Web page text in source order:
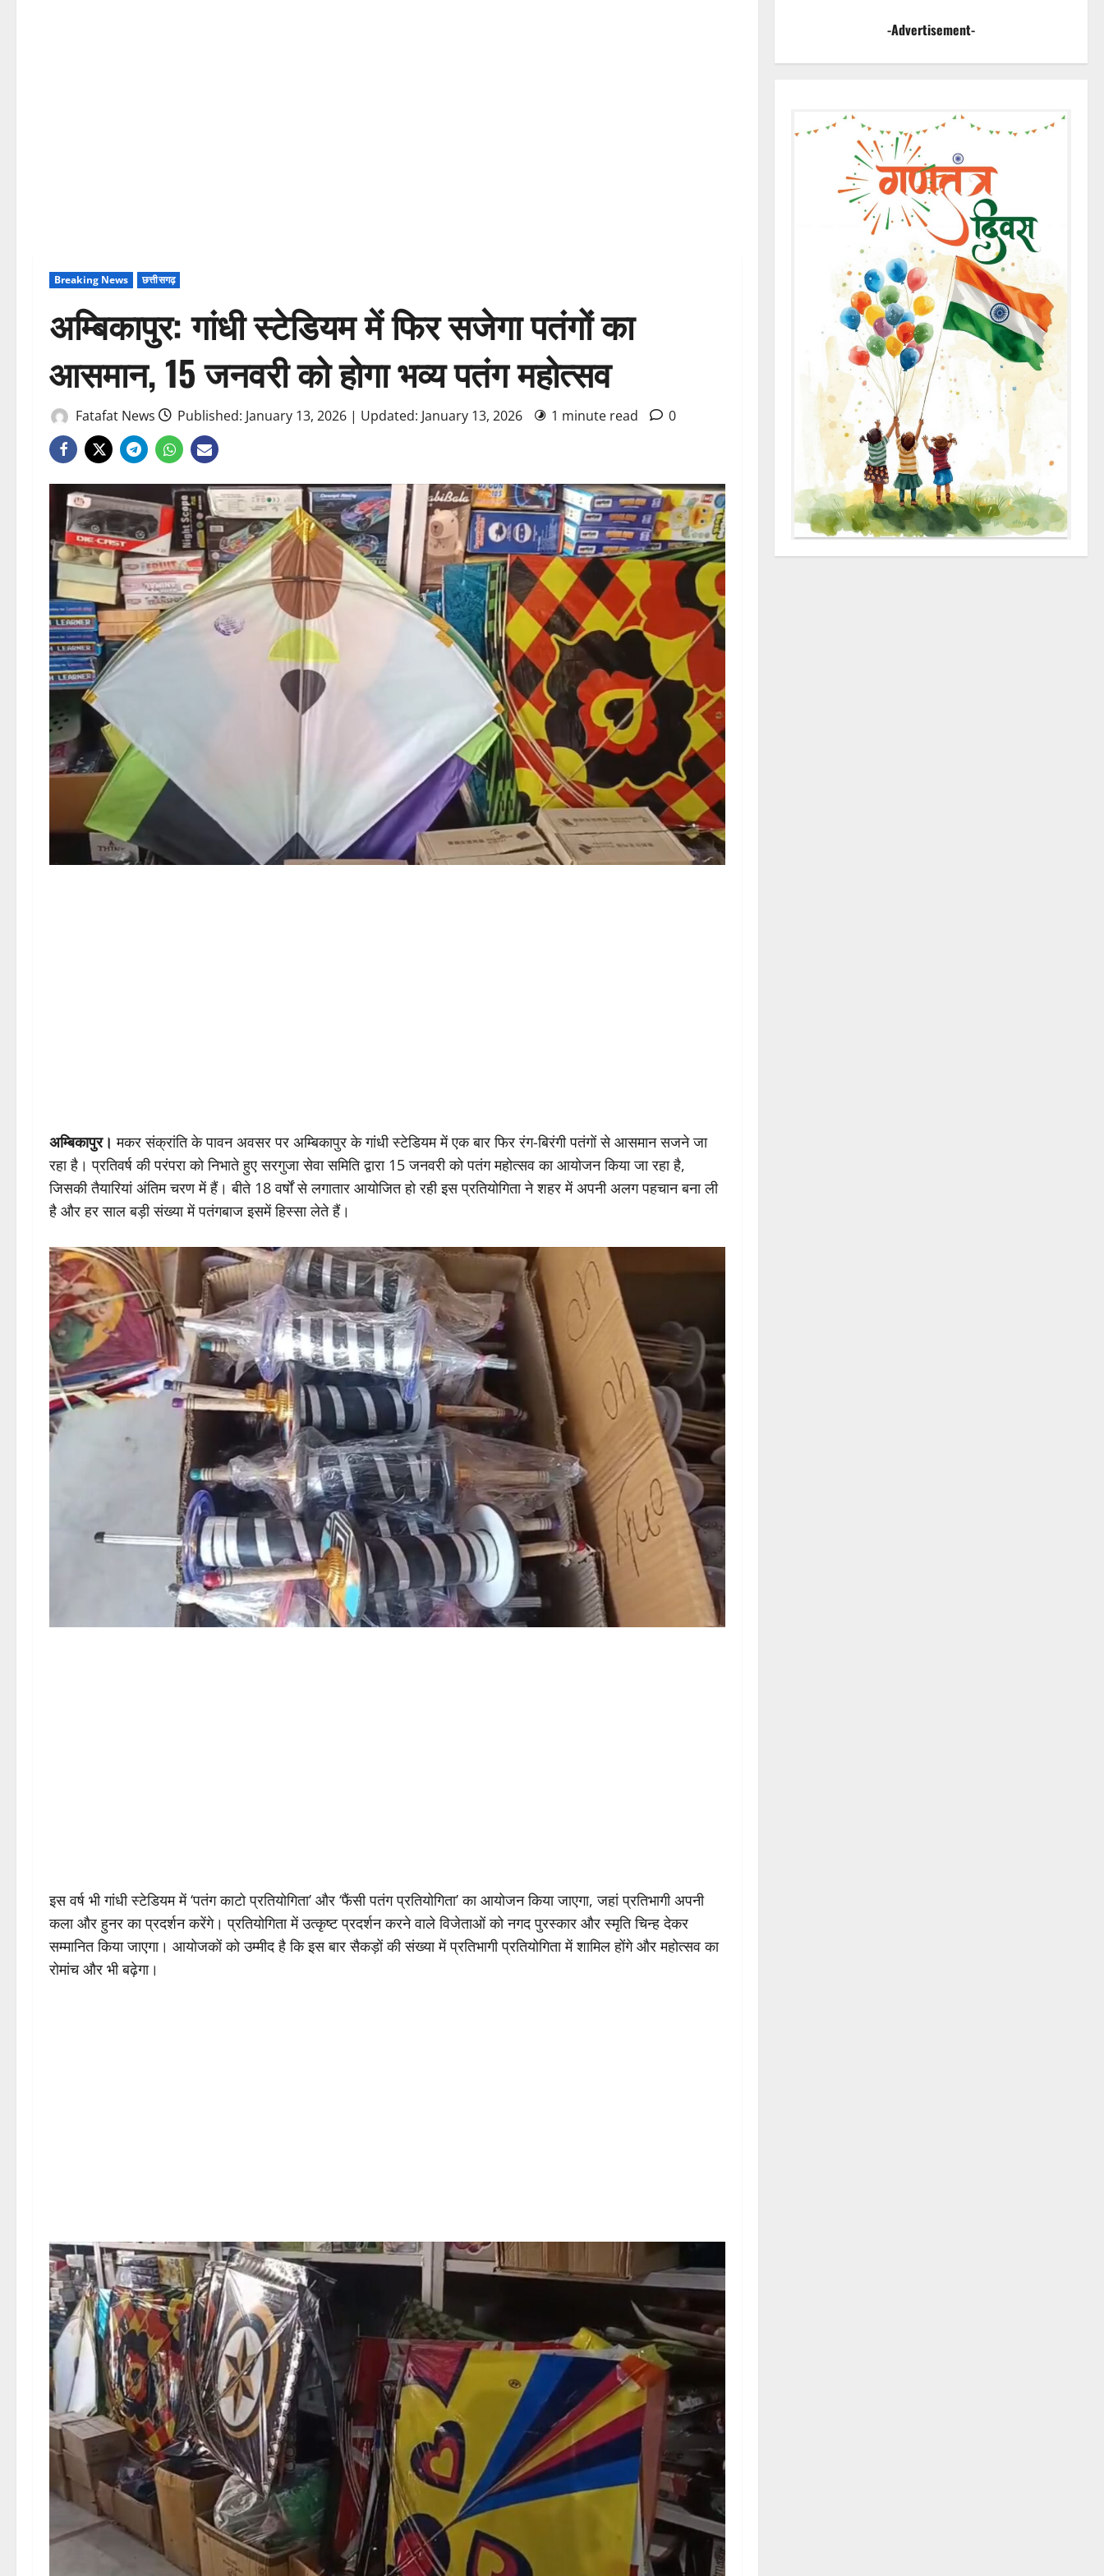
Breaking News छत्तीसगढ़
अम्बिकापुर: गांधी स्टेडियम में फिर सजेगा पतंगों का
आसमान, 15 जनवरी को होगा भव्य पतंग महोत्सव
Fatafat News Published: January 13, 2026 | Updated: January 13, 2026 1 minute read 0
अम्बिकापुर। मकर संक्रांति के पावन अवसर पर अम्बिकापुर के गांधी स्टेडियम में एक बार फिर रंग-बिरंगी पतंगों से आसमान सजने जा
रहा है। प्रतिवर्ष की परंपरा को निभाते हुए सरगुजा सेवा समिति द्वारा 15 जनवरी को पतंग महोत्सव का आयोजन किया जा रहा है,
जिसकी तैयारियां अंतिम चरण में हैं। बीते 18 वर्षों से लगातार आयोजित हो रही इस प्रतियोगिता ने शहर में अपनी अलग पहचान बना ली
है और हर साल बड़ी संख्या में पतंगबाज इसमें हिस्सा लेते हैं।
इस वर्ष भी गांधी स्टेडियम में ‘पतंग काटो प्रतियोगिता’ और ‘फैंसी पतंग प्रतियोगिता’ का आयोजन किया जाएगा, जहां प्रतिभागी अपनी
कला और हुनर का प्रदर्शन करेंगे। प्रतियोगिता में उत्कृष्ट प्रदर्शन करने वाले विजेताओं को नगद पुरस्कार और स्मृति चिन्ह देकर
सम्मानित किया जाएगा। आयोजकों को उम्मीद है कि इस बार सैकड़ों की संख्या में प्रतिभागी प्रतियोगिता में शामिल होंगे और महोत्सव का
रोमांच और भी बढ़ेगा।
-Advertisement-